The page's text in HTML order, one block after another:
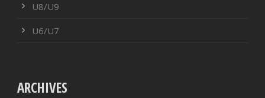
U8/U9
U6/U7
ARCHIVES